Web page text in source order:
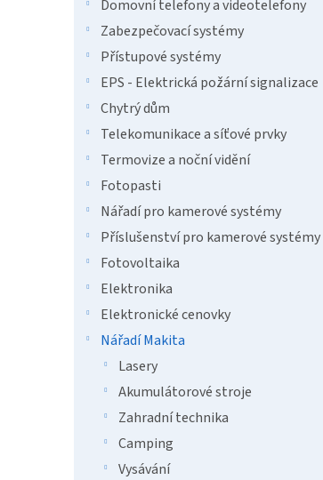
Domovní telefony a videotelefony
Zabezpečovací systémy
Přístupové systémy
EPS - Elektrická požární signalizace
Chytrý dům
Telekomunikace a síťové prvky
Termovize a noční vidění
Fotopasti
Nářadí pro kamerové systémy
Příslušenství pro kamerové systémy
Fotovoltaika
Elektronika
Elektronické cenovky
Nářadí Makita
Lasery
Akumulátorové stroje
Zahradní technika
Camping
Vysávání